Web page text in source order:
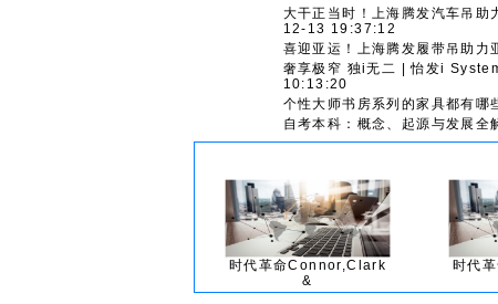
大干正当时！上海腾发汽车吊
12-13 19:37:12
喜迎亚运！上海腾发履带吊助力
奢享极窄 独i无二 | 怡发i
10:13:20
个性大师书房系列的家具都有哪
自考本科：概念、起源与发展全
时代革命Connor,Clark
&
时代